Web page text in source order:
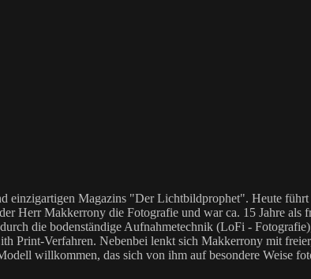
Magazins "Der Lichtbildprophet". Heute führt
Herr Makkerrony die Fotografie und war ca. 15 Jahre als
die bodenständige Aufnahmetechnik (LoFi -
Print-Verfahren. Nebenbei lenkt sich Makkerrony mit
willkommen, das sich von ihm auf besondere Weise